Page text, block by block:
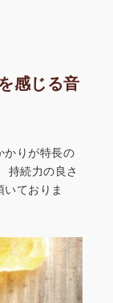
感じる音
かりが特長の
持続力の良さ
ておりま